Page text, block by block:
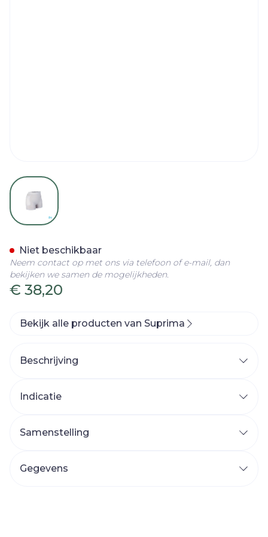
View larger image
€ 38,20
Niet beschikbaar
Neem contact op met ons via telefoon of e-mail, dan
bekijken we samen de mogelijkheden.
Bekijk alle producten van Suprima
Beschrijving
Indicatie
Samenstelling
Gegevens